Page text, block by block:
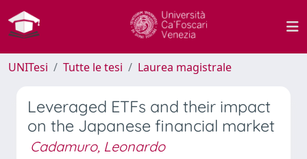
UNITesi Tutte le tesi Laurea magistrale
Leveraged ETFs and their impact
on the Japanese financial market
Cadamuro, Leonardo